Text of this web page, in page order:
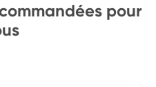
pour